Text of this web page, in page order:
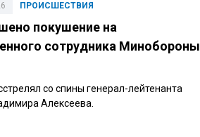
ПРОИСШЕСТВИЯ
покушение на
сотрудника Минобороны
со спины генерал-лейтенанта
Алексеева.